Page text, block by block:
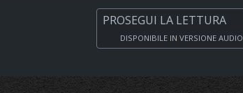
PROSEGUI LA LETTURA
DISPONIBILE IN VERSIONE AUDIO